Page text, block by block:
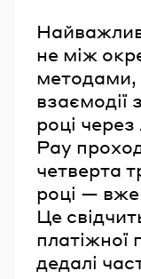
не між
методами,
році
Pay
четверта
році —
Це
платіжної
дедалі